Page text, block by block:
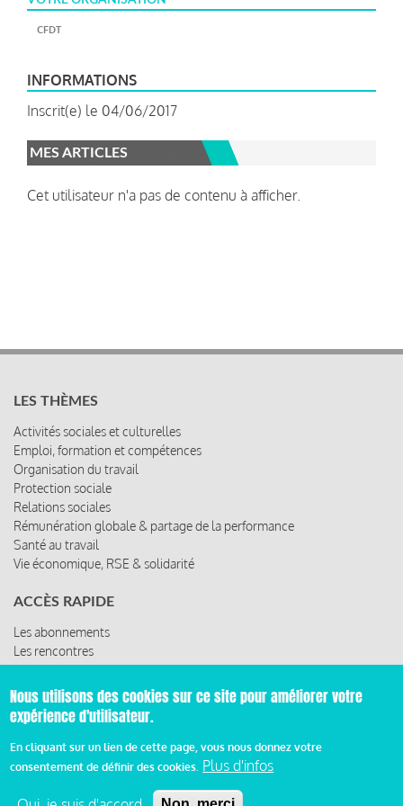
CFDT
INFORMATIONS
Inscrit(e) le 04/06/2017
MES ARTICLES
Cet utilisateur n'a pas de contenu à afficher.
LES THÈMES
Activités sociales et culturelles
Emploi, formation et compétences
Organisation du travail
Protection sociale
Relations sociales
Rémunération globale & partage de la performance
Santé au travail
Vie économique, RSE & solidarité
ACCÈS RAPIDE
Les abonnements
Les rencontres
Les ressources
© 2019 Miroir Social - Réalisé parCafffeine
Mentions légales et condition générale d’utilisation et
d’abonnement
Nous utilisons des cookies sur ce site pour améliorer votre
expérience d'utilisateur.
En cliquant sur un lien de cette page, vous nous donnez votre
consentement de définir des cookies. Plus d'infos